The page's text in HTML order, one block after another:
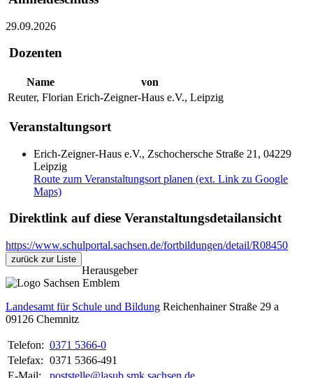
29.09.2026
Dozenten
Name
von
Reuter, Florian Erich-Zeigner-Haus e.V., Leipzig
Veranstaltungsort
Erich-Zeigner-Haus e.V., Zschochersche Straße 21, 04229
Leipzig
Route zum Veranstaltungsort planen (ext. Link zu Google
Maps)
Direktlink auf diese Veranstaltungsdetailansicht
https://www.schulportal.sachsen.de/fortbildungen/detail/R08450
zurück zur Liste
Herausgeber
Landesamt für Schule und Bildung Reichenhainer Straße 29 a
09126 Chemnitz
Telefon: 0371 5366-0
Telefax: 0371 5366-491
E-Mail:
poststelle@lasub.smk.sachsen.de